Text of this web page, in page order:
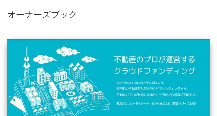
オーナーズブック